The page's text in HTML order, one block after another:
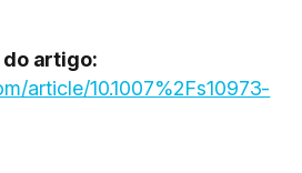
artigo:
article/10.1007%2Fs10973-